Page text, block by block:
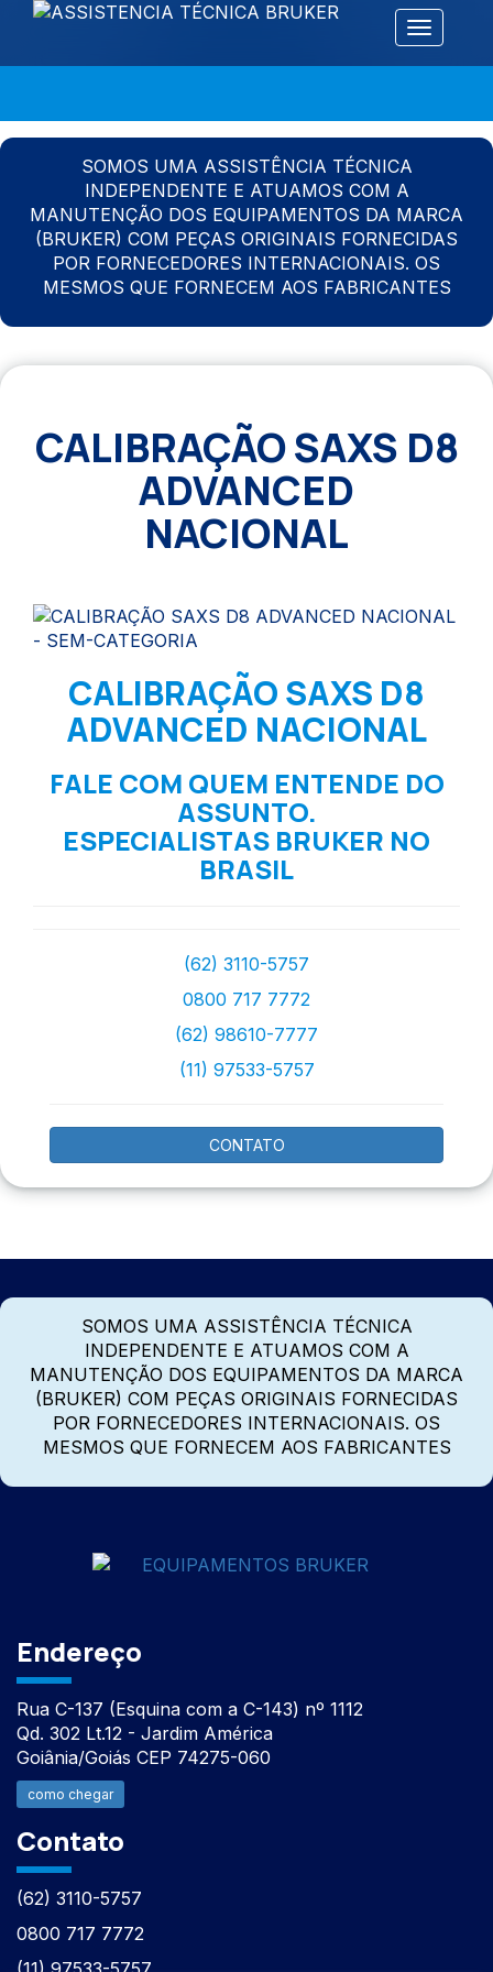
Alternar
SOMOS UMA ASSISTÊNCIA TÉCNICA
INDEPENDENTE E ATUAMOS COM A
MANUTENÇÃO DOS EQUIPAMENTOS DA MARCA
(BRUKER) COM PEÇAS ORIGINAIS FORNECIDAS
POR FORNECEDORES INTERNACIONAIS. OS
MESMOS QUE FORNECEM AOS FABRICANTES
CALIBRAÇÃO SAXS D8
ADVANCED
NACIONAL
CALIBRAÇÃO SAXS D8
ADVANCED NACIONAL
FALE COM QUEM ENTENDE DO
ASSUNTO.
ESPECIALISTAS BRUKER NO
BRASIL
(62) 3110-5757
0800 717 7772
(62) 98610-7777
(11) 97533-5757
CONTATO
SOMOS UMA ASSISTÊNCIA TÉCNICA
INDEPENDENTE E ATUAMOS COM A
MANUTENÇÃO DOS EQUIPAMENTOS DA MARCA
(BRUKER) COM PEÇAS ORIGINAIS FORNECIDAS
POR FORNECEDORES INTERNACIONAIS. OS
MESMOS QUE FORNECEM AOS FABRICANTES
Endereço
Rua C-137 (Esquina com a C-143) nº 1112
Qd. 302 Lt.12 - Jardim América
Goiânia/Goiás CEP 74275-060
como chegar
Contato
(62) 3110-5757
0800 717 7772